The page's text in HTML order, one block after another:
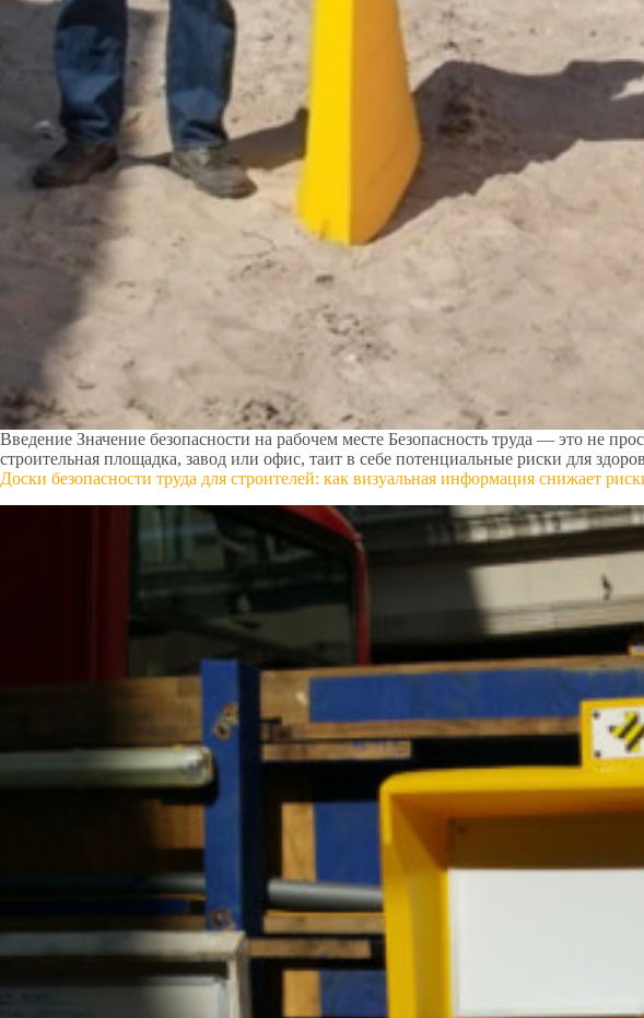
Введение Значение безопасности на рабочем месте Безопасность труда — это не
строительная площадка, завод или офис, таит в себе потенциальные риски для
Доски безопасности труда для строителей: как визуальная информация снижает